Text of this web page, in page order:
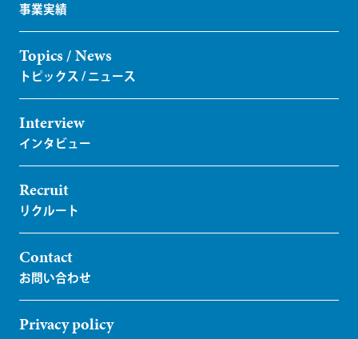
Topics / News
Interview
Recruit
Contact
Privacy policy